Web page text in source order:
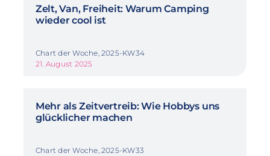
Zelt, Van, Freiheit: Warum Camping
wieder cool ist
Chart der Woche, 2025-KW34
21. August 2025
Mehr als Zeitvertreib: Wie Hobbys uns
glücklicher machen
Chart der Woche, 2025-KW33